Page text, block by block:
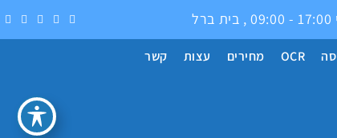
OCR מחירים עצות קשר